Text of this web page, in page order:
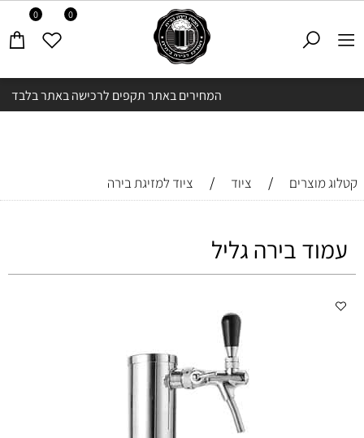
המחירים באתר תקפים לרכישה באתר בלבד
0 0
קטלוג מוצרים / ציוד / ציוד למזיגת בירה
עמוד בירה גליל